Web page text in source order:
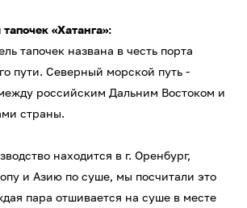
«Хатанга»:
тапочек названа в честь порта
пути. Северный морской путь -
российским Дальним Востоком и
страны.
находится в г. Оренбург,
и Азию по суше, мы посчитали это
пара отшивается на суше в месте